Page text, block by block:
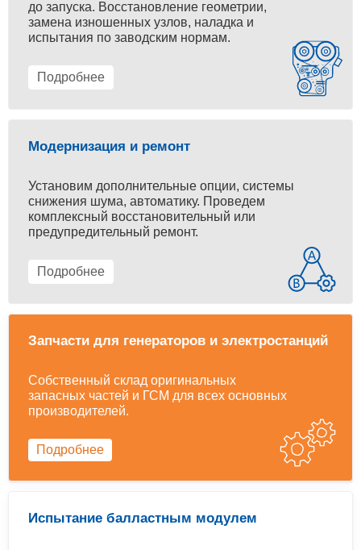
до запуска. Восстановление геометрии,
замена изношенных узлов, наладка и
испытания по заводским нормам.
Подробнее
Модернизация и ремонт
Установим дополнительные опции, системы
снижения шума, автоматику. Проведем
комплексный восстановительный или
предупредительный ремонт.
Подробнее
Запчасти для генераторов и электростанций
Собственный склад оригинальных
запасных частей и ГСМ для всех основных
производителей.
Подробнее
Испытание балластным модулем